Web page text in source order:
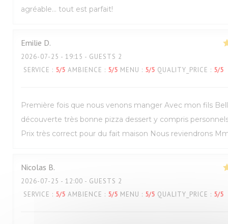
agréable… tout est parfait!
Emilie D
2026-07-25 - 19:15 - GUESTS 2
SERVICE : 5/5 AMBIENCE : 5/5 MENU : 5/5 QUALITY_PRICE : 5/5
Première fois que nous venons manger Avec mon fils
découverte très bonne pizza dessert y compris
Prix très correct pour du fait maison Nous reviendrons
Nicolas B
2026-07-25 - 12:00 - GUESTS 2
SERVICE : 5/5 AMBIENCE : 5/5 MENU : 5/5 QUALITY_PRICE : 5/5